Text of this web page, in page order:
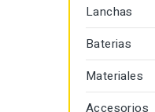
Lanchas
Baterias
Materiales
Accesorios